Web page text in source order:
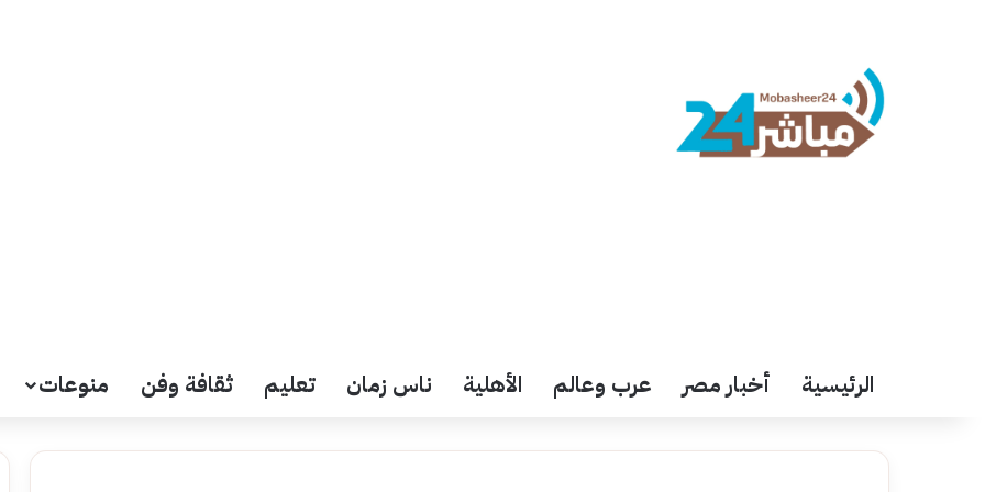
الرئيسية أخبار مصر عرب وعالم الأهلية ناس زمان تعليم ثقافة وفن منوعات